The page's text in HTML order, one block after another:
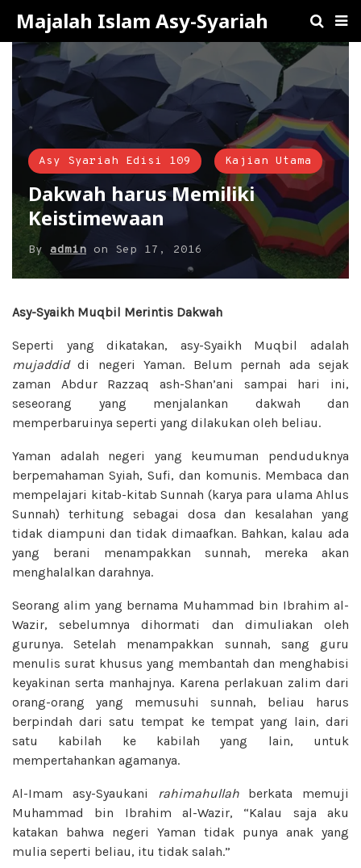
Majalah Islam Asy-Syariah
Asy Syariah Edisi 109 Kajian Utama
Dakwah harus Memiliki
Keistimewaan
By admin on Sep 17, 2016
Asy-Syaikh Muqbil Merintis Dakwah
Seperti yang dikatakan, asy-Syaikh Muqbil adalah
mujaddiddi negeri Yaman. Belum pernah ada sejak
zaman Abdur Razzaq ash-Shan’ani sampai hari ini,
seseorang yang menjalankan dakwah dan
memperbaruinya seperti yang dilakukan oleh beliau.
Yaman adalah negeri yang keumuman penduduknya
berpemahaman Syiah, Sufi, dan komunis. Membaca dan
mempelajari kitab-kitab Sunnah (karya para ulama Ahlus
Sunnah) terhitung sebagai dosa dan kesalahan yang
tidak diampuni dan tidak dimaafkan. Bahkan, kalau ada
yang berani menampakkan sunnah, mereka akan
menghalalkan darahnya.
Seorang alim yang bernama Muhammad bin Ibrahim al-
Wazir, sebelumnya dihormati dan dimuliakan oleh
gurunya. Setelah menampakkan sunnah, sang guru
menulis surat khusus yang membantah dan menghabisi
keyakinan serta manhajnya. Karena perlakuan zalim dari
orang-orang yang memusuhi sunnah, beliau harus
berpindah dari satu tempat ke tempat yang lain, dari
satu kabilah ke kabilah yang lain, untuk
mempertahankan agamanya.
Al-Imam asy-Syaukani rahimahullahberkata memuji
Muhammad bin Ibrahim al-Wazir, “Kalau saja aku
katakan bahwa negeri Yaman tidak punya anak yang
mulia seperti beliau, itu tidak salah.”